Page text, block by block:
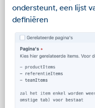
ondersteunt, een lijst
definiëren